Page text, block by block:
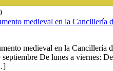
medieval en la Cancillería
medieval en la Cancillería
De lunes a viernes: De